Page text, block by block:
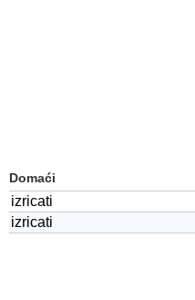
Domaći
izricati
izricati